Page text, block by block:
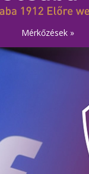
Mérkőzések »